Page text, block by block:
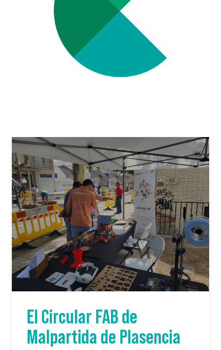
El Circular FAB de
Malpartida de Plasencia